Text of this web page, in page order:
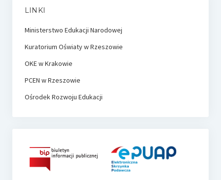
LINKI
Ministerstwo Edukacji Narodowej
Kuratorium Oświaty w Rzeszowie
OKE w Krakowie
PCEN w Rzeszowie
Ośrodek Rozwoju Edukacji